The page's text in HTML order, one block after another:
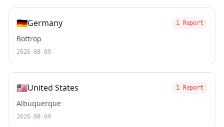
🇩🇪Germany 1 Report
Bottrop
2026-08-09
🇺🇸United States 1 Report
Albuquerque
2026-08-09